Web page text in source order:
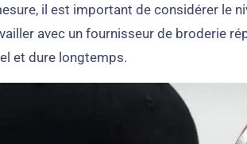
il est important de considérer le
avec un fournisseur de broderie
et dure longtemps.